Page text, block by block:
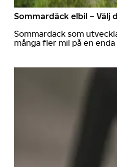
Sommardäck elbil – Välj
Sommardäck som
många fler mil på en enda